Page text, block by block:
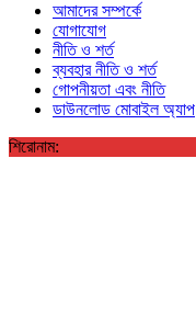
আমাদের সম্পর্কে
যোগাযোগ
নীতি ও শর্ত
ব্যবহার নীতি ও শর্ত
গোপনীয়তা এবং নীতি
ডাউনলোড মোবাইল অ্যাপ
শিরোনাম: